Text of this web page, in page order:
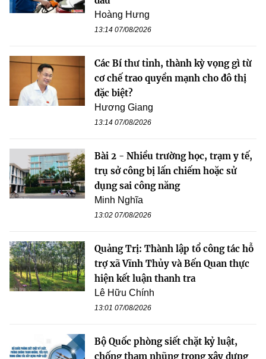
Hoàng Hưng
13:14 07/08/2026
Các Bí thư tỉnh, thành kỳ vọng gì từ
cơ chế trao quyền mạnh cho đô thị
đặc biệt?
Hương Giang
13:14 07/08/2026
Bài 2 - Nhiều trường học, trạm y tế,
trụ sở công bị lấn chiếm hoặc sử
dụng sai công năng
Minh Nghĩa
13:02 07/08/2026
Quảng Trị: Thành lập tổ công tác hỗ
trợ xã Vĩnh Thủy và Bến Quan thực
hiện kết luận thanh tra
Lê Hữu Chính
13:01 07/08/2026
Bộ Quốc phòng siết chặt kỷ luật,
chống tham nhũng trong xây dựng